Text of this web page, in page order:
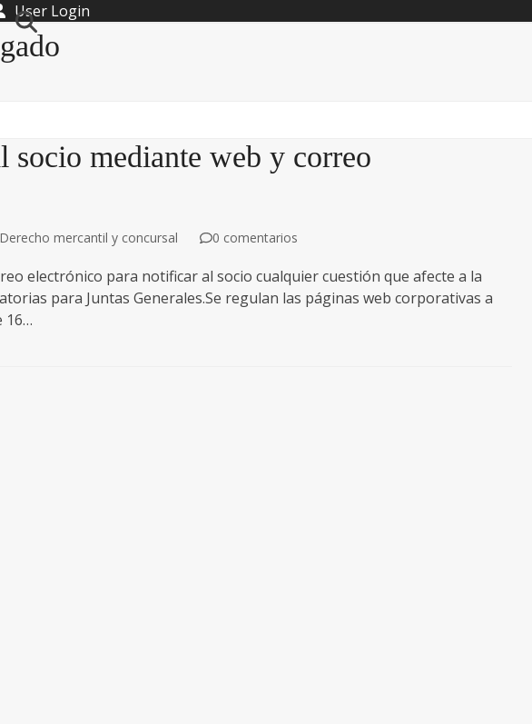
User Login
mediante web y correo
mercantil y concursal 0 comentarios
electrónico para notificar al socio cualquier cuestión que afecte a la
para Juntas Generales.Se regulan las páginas web corporativas a
16…